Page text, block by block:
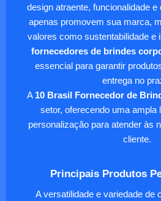
design atraente, funcionalidade e
apenas promovem sua marca,
valores como sustentabilidade e
fornecedores de brindes
essencial para garantir
entrega no
A 10 Brasil Fornecedor de
setor, oferecendo uma ampla
personalização para atender às
cliente.
Principais Produtos
A versatilidade e variedade de